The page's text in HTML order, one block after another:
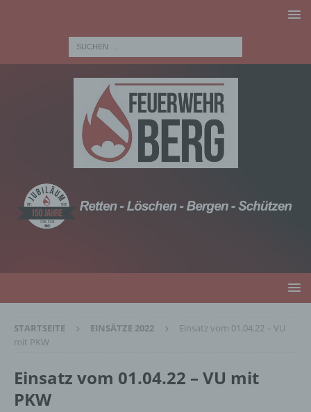
STARTSEITE EINSÄTZE 2022
Einsatz vom 01.04.22 – VU
mit PKW
Einsatz vom 01.04.22 – VU mit
PKW